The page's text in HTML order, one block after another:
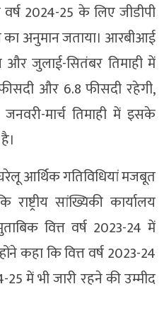
2024-25 के लिए जीडीपी
का अनुमान जताया। आरबीआई
जुलाई-सितंबर तिमाही में
और 6.8 फीसदी रहेगी,
मार्च तिमाही में इसके
आर्थिक गतिविधियां मजबूत
सांख्यिकी कार्यालय
वित्त वर्ष 2023-24 में
कहा कि वित्त वर्ष 2023-24
में भी जारी रहने की उम्मीद